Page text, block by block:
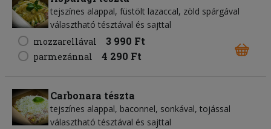
tejszínes alappal, füstölt lazaccal, zöld spárgával
választható tésztával és sajttal
mozzarellával
3 990 Ft
parmezánnal 4 290 Ft
Carbonara tészta
tejszínes alappal, baconnel, sonkával, tojással
választható tésztával és sajttal